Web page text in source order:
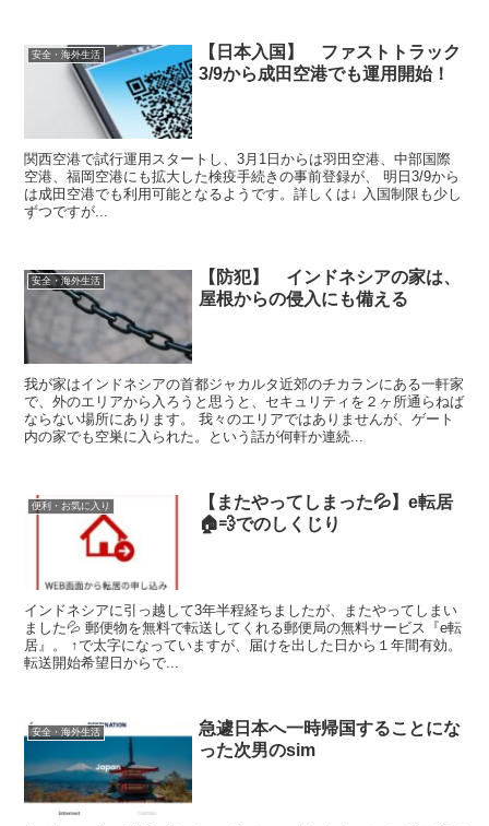
安全・海外生活
【日本入国】 ファストトラック
3/9から成田空港でも運用開始！
関西空港で試行運用スタートし、3月1日からは羽田空港、中部国際
空港、福岡空港にも拡大した検疫手続きの事前登録が、 明日3/9から
は成田空港でも利用可能となるようです。詳しくは↓ 入国制限も少し
ずつですが...
安全・海外生活
【防犯】 インドネシアの家は、
屋根からの侵入にも備える
我が家はインドネシアの首都ジャカルタ近郊のチカランにある一軒家
で、外のエリアから入ろうと思うと、セキュリティを２ヶ所通らねば
ならない場所にあります。 我々のエリアではありませんが、ゲート
内の家でも空巣に入られた。という話が何軒か連続...
便利・お気に入り
【またやってしまった💦】e転居
🏠️💨でのしくじり
インドネシアに引っ越して3年半程経ちましたが、またやってしまい
ました💦 郵便物を無料で転送してくれる郵便局の無料サービス『e転
居』。 ↑で太字になっていますが、届けを出した日から１年間有効。
転送開始希望日からで...
安全・海外生活
急遽日本へ一時帰国することにな
った次男のsim